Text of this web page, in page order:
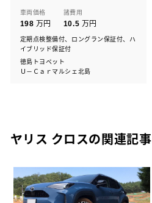
車両価格
198 万円
諸費用
10.5 万円
定期点検整備付、ロングラン保証付、ハ
イブリッド保証付
徳島トヨペット
Ｕ－Ｃａｒマルシェ北島
ヤリス クロスの関連記事